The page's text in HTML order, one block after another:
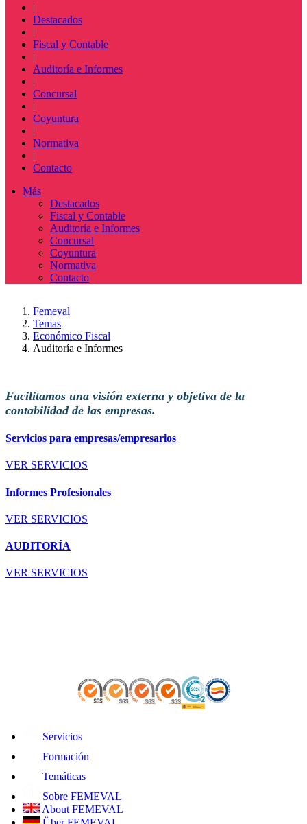
|
Destacados
|
Fiscal y Contable
|
Auditoría e Informes
|
Concursal
|
Coyuntura
|
Normativa
|
Contacto
Más
Destacados
Fiscal y Contable
Auditoría e Informes
Concursal
Coyuntura
Normativa
Contacto
Femeval
Temas
Económico Fiscal
Auditoría e Informes
Facilitamos una visión externa y objetiva de la
contabilidad de las empresas.
Servicios para empresas/empresarios
VER SERVICIOS
Informes Profesionales
VER SERVICIOS
AUDITORÍA
VER SERVICIOS
Servicios
Formación
Temáticas
Sobre FEMEVAL
About FEMEVAL